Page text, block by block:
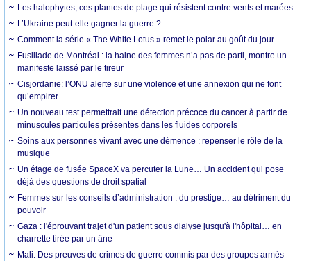
Les halophytes, ces plantes de plage qui résistent contre vents et marées
L’Ukraine peut-elle gagner la guerre ?
Comment la série « The White Lotus » remet le polar au goût du jour
Fusillade de Montréal : la haine des femmes n’a pas de parti, montre un
manifeste laissé par le tireur
Cisjordanie: l’ONU alerte sur une violence et une annexion qui ne font
qu’empirer
Un nouveau test permettrait une détection précoce du cancer à partir de
minuscules particules présentes dans les fluides corporels
Soins aux personnes vivant avec une démence : repenser le rôle de la
musique
Un étage de fusée SpaceX va percuter la Lune… Un accident qui pose
déjà des questions de droit spatial
Femmes sur les conseils d’administration : du prestige… au détriment du
pouvoir
Gaza : l'éprouvant trajet d'un patient sous dialyse jusqu'à l'hôpital… en
charrette tirée par un âne
Mali. Des preuves de crimes de guerre commis par des groupes armés